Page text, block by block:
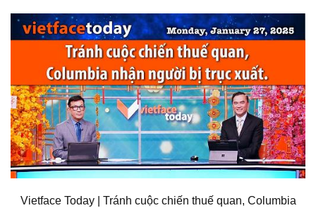
Vietface Today | Tránh cuộc chiến thuế quan, Columbia